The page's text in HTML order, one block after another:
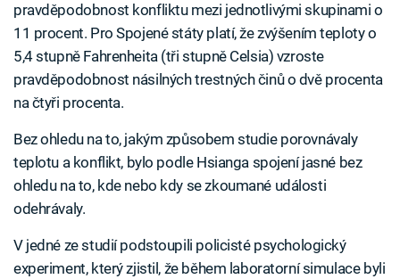
pravděpodobnost konfliktu mezi jednotlivými skupinami o
11 procent. Pro Spojené státy platí, že zvýšením teploty o
5,4 stupně Fahrenheita (tři stupně Celsia) vzroste
pravděpodobnost násilných trestných činů o dvě procenta
na čtyři procenta.
Bez ohledu na to, jakým způsobem studie porovnávaly
teplotu a konflikt, bylo podle Hsianga spojení jasné bez
ohledu na to, kde nebo kdy se zkoumané události
odehrávaly.
V jedné ze studií podstoupili policisté psychologický
experiment, který zjistil, že během laboratorní simulace byli